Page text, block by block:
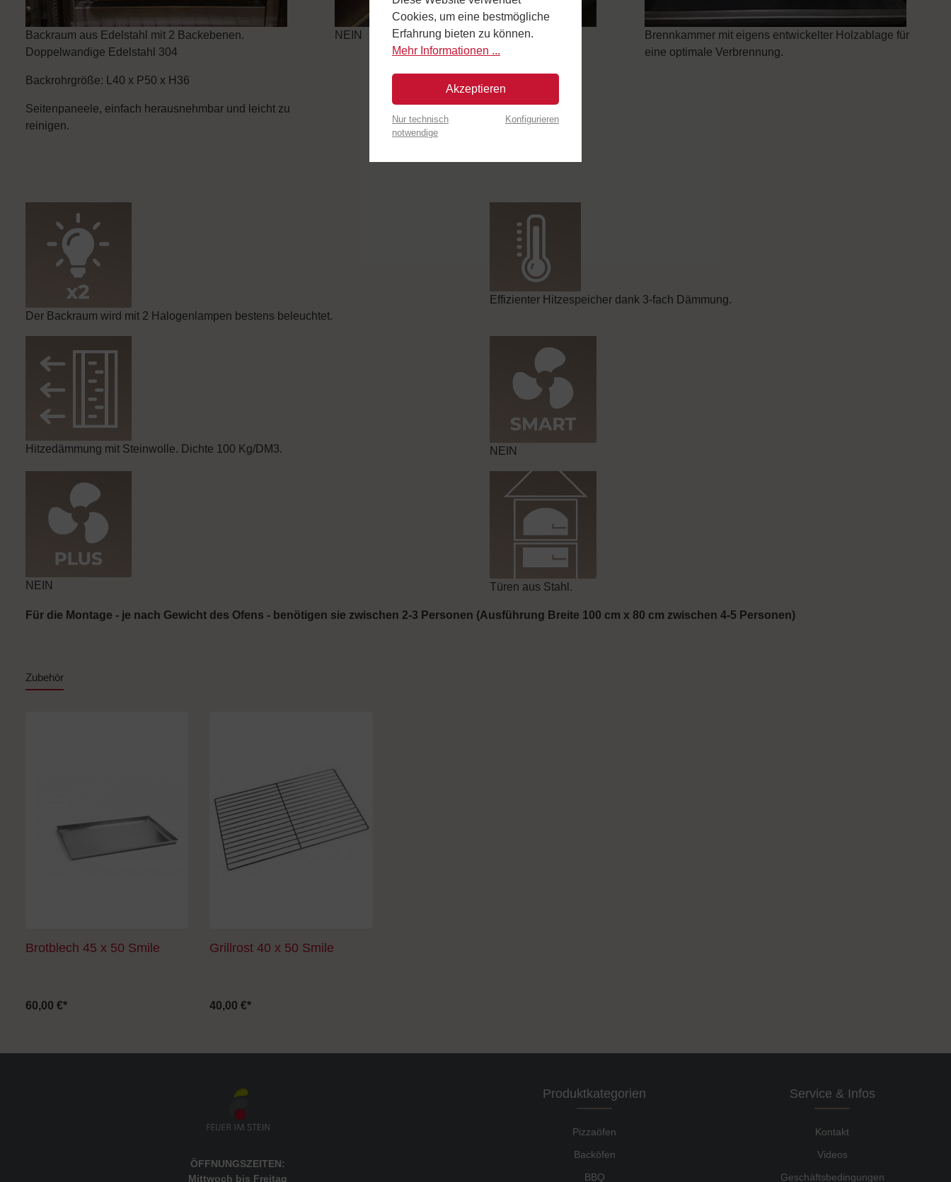
Backraum aus Edelstahl mit 2 Backebenen.
Doppelwandige Edelstahl 304
Backrohrgröße: L40 x P50 x H36
Seitenpaneele, einfach herausnehmbar und leicht zu
reinigen.
NEIN
Brennkammer mit eigens entwickelter Holzablage für
eine optimale Verbrennung.
Der Backraum wird mit 2 Halogenlampen bestens beleuchtet.
Effizienter Hitzespeicher dank 3-fach Dämmung.
Hitzedämmung mit Steinwolle. Dichte 100 Kg/DM3. NEIN
NEIN Türen aus Stahl.
Für die Montage - je nach Gewicht des Ofens - benötigen sie zwischen 2-3 Personen (Ausführung Breite 100 cm x 80 cm zwischen 4-5 Personen)
Zubehör
Brotblech 45 x 50 Smile
60,00 €*
Grillrost 40 x 50 Smile
40,00 €*
ÖFFNUNGSZEITEN:
Mittwoch bis Freitag
Produktkategorien
Pizzaöfen
Backöfen
BBQ
Service & Infos
Kontakt
Videos
Geschäftsbedingungen
Cookies, um eine bestmögliche
Erfahrung bieten zu können.
Mehr Informationen ...
Akzeptieren
Nur technisch
notwendige
Konfigurieren